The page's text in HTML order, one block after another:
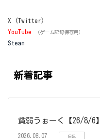
X (Twitter)
YouTube
（ゲーム記録保存用）
Steam
新着記事
貧弱うぉーく【26/8/6】
2026.08.07 日記